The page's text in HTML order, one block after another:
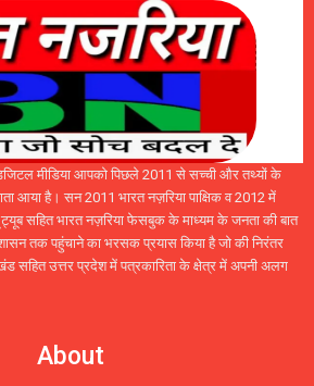
मीडिया आपको पिछले 2011 से सच्ची और तथ्यों के
आया है। सन 2011 भारत नज़रिया पाक्षिक व 2012 में
ट्यूब सहित भारत नज़रिया फेसबुक के माध्यम के जनता की बात
तक पहुंचाने का भरसक प्रयास किया है जो की निरंतर
सहित उत्तर प्रदेश में पत्रकारिता के क्षेत्र में अपनी अलग
About